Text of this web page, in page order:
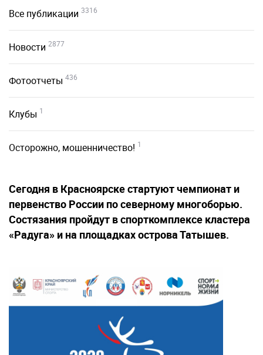
Все публикации 3316
Новости 2877
Фотоотчеты 436
Клубы 1
Осторожно, мошенничество! 1
Сегодня в Красноярске стартуют чемпионат и
первенство России по северному многоборью.
Состязания пройдут в спорткомплексе кластера
«Радуга» и на площадках острова Татышев.